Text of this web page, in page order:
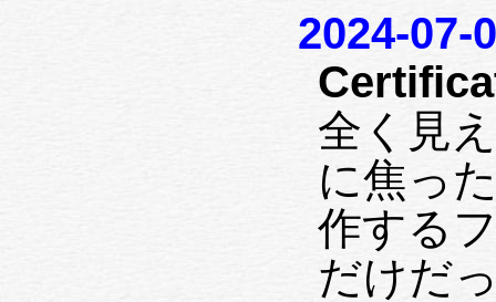
2024-07-
全く見
に焦っ
作する
だけだ